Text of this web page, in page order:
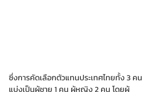
ซึ่งการคัดเลือกตัวแทนประเทศไทยทั้ง 3 คน
แบ่งเป็นผู้ชาย 1 คน ผู้หญิง 2 คน โดยผู้